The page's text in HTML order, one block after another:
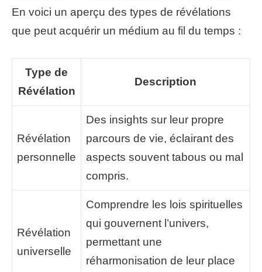
En voici un aperçu des types de révélations
que peut acquérir un médium au fil du temps :
Type de
Révélation
Description
Révélation
personnelle
Des insights sur leur propre
parcours de vie, éclairant des
aspects souvent tabous ou mal
compris.
Révélation
universelle
Comprendre les lois spirituelles
qui gouvernent l’univers,
permettant une
réharmonisation de leur place